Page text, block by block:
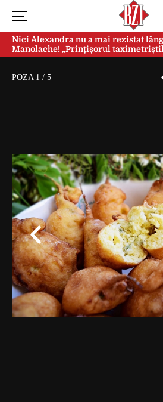
Nici Alexandra nu a mai rezistat
Manolache! „Prințișorul
după doi ani de căsnicie
POZA 1 / 5